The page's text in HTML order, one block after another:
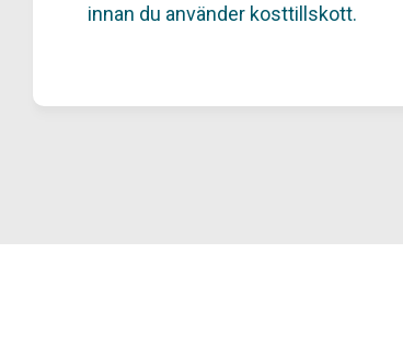
innan du använder kosttillskott.